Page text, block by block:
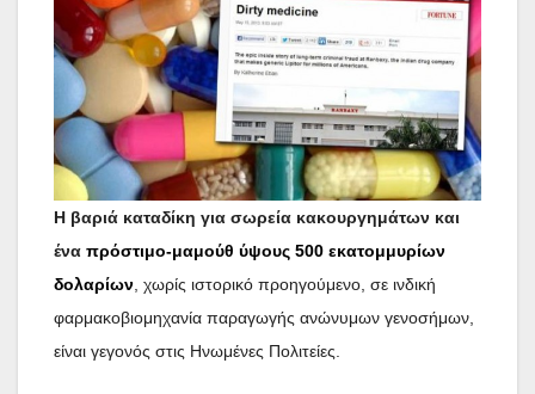
Η βαριά καταδίκη για σωρεία κακουργημάτων και
ένα πρόστιμο-μαμούθ ύψους 500 εκατομμυρίων
δολαρίων , χωρίς ιστορικό προηγούμενο, σε ινδική
φαρμακοβιομηχανία παραγωγής ανώνυμων γενοσήμων,
είναι γεγονός στις Ηνωμένες Πολιτείες.